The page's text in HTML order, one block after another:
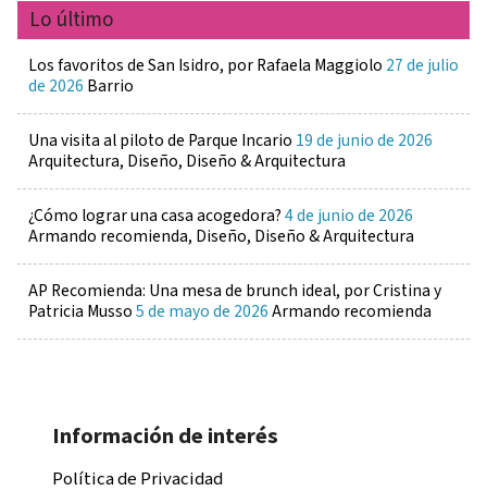
Lo último
Los favoritos de San Isidro, por Rafaela Maggiolo 27 de julio
de 2026 Barrio
Una visita al piloto de Parque Incario 19 de junio de 2026
Arquitectura, Diseño, Diseño & Arquitectura
¿Cómo lograr una casa acogedora?4 de junio de 2026
Armando recomienda, Diseño, Diseño & Arquitectura
AP Recomienda: Una mesa de brunch ideal, por Cristina y
Patricia Musso5 de mayo de 2026Armando recomienda
Información de interés
Política de Privacidad